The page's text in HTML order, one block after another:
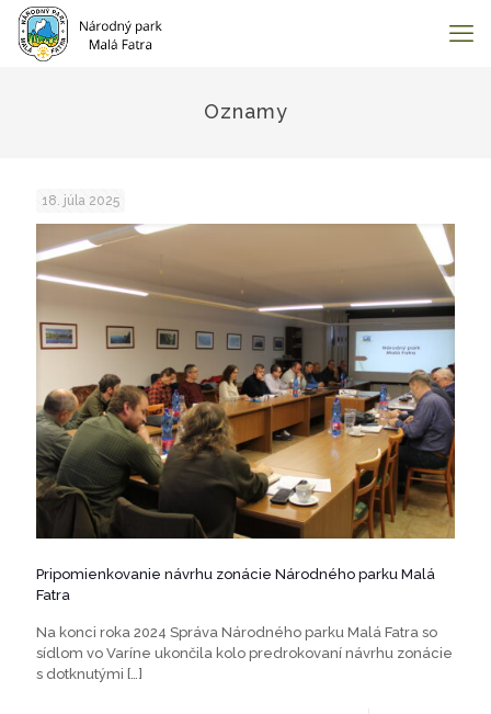
Oznamy
18. júla 2025
Pripomienkovanie návrhu zonácie Národného parku Malá
Fatra
Na konci roka 2024 Správa Národného parku Malá Fatra so
sídlom vo Varíne ukončila kolo predrokovaní návrhu zonácie
s dotknutými […]